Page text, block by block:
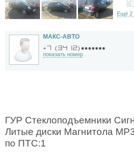
Ещё 2
МАКС-АВТО
+ ( ) ●●●●●●●
показать номер
ГУР Стеклоподъемники
Литые диски Магнитола
по ПТС:1